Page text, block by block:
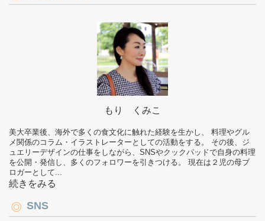
もり くみこ
美大卒業後、海外で多くの食文化に触れた経験を生かし、 料理やグル
メ関係のコラム・イラストレーターとしての活動をする。 その後、ジ
ュエリーデザインの仕事をしながら、SNSやクックパッドで自身の料理
を公開・発信し、多くのフォロワーを引きつける。 現在は２児の母ブ
ロガーとして...
続きをみる
SNS